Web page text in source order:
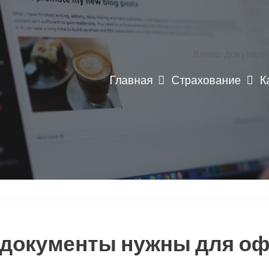
Какие
Главная Страхование
документы нужны для